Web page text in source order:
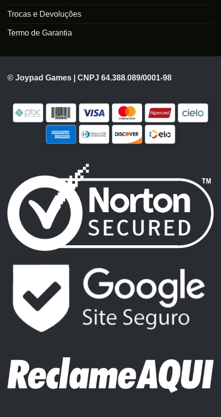
Trocas e Devoluções
Termo de Garantia
© Joypad Games | CNPJ 64.388.089/0001-98